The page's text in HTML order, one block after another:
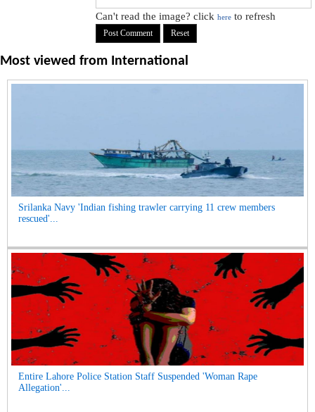
Can't read the image? clickhere to refresh
Most viewed from International
Srilanka Navy 'Indian fishing trawler carrying 11 crew members
rescued'...
Entire Lahore Police Station Staff Suspended 'Woman Rape
Allegation'...